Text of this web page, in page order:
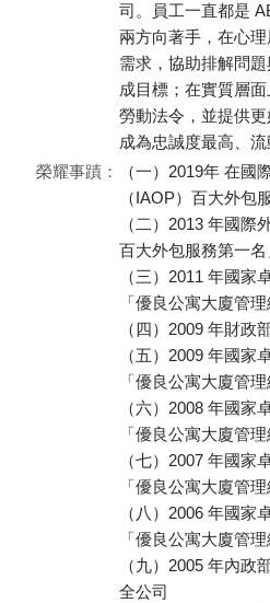
司。員工一直都是
兩方向著手，在心
需求，協助排解問
成目標；在實質層
勞動法令，並提供
成為忠誠度最高、流
榮耀事蹟：
（一）2019年 在國
（IAOP）百大外包
（二）2013 年國
百大外包服務第一名
（三）2011 年國家
「優良公寓大廈管理
（四）2009 年財政
（五）2009 年國家
「優良公寓大廈管理
（六）2008 年國家
「優良公寓大廈管理
（七）2007 年國家
「優良公寓大廈管理
（八）2006 年國家
「優良公寓大廈管理
（九）2005 年內政
全公司